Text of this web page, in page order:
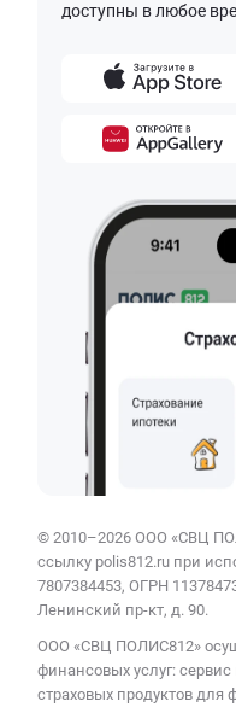
доступны в любое
© 2010–2026 ООО «СВЦ
ссылку polis812.ru при
7807384453, ОГРН
Ленинский пр-кт, д. 90.
ООО «СВЦ ПОЛИС812»
финансовых услуг:
страховых продуктов